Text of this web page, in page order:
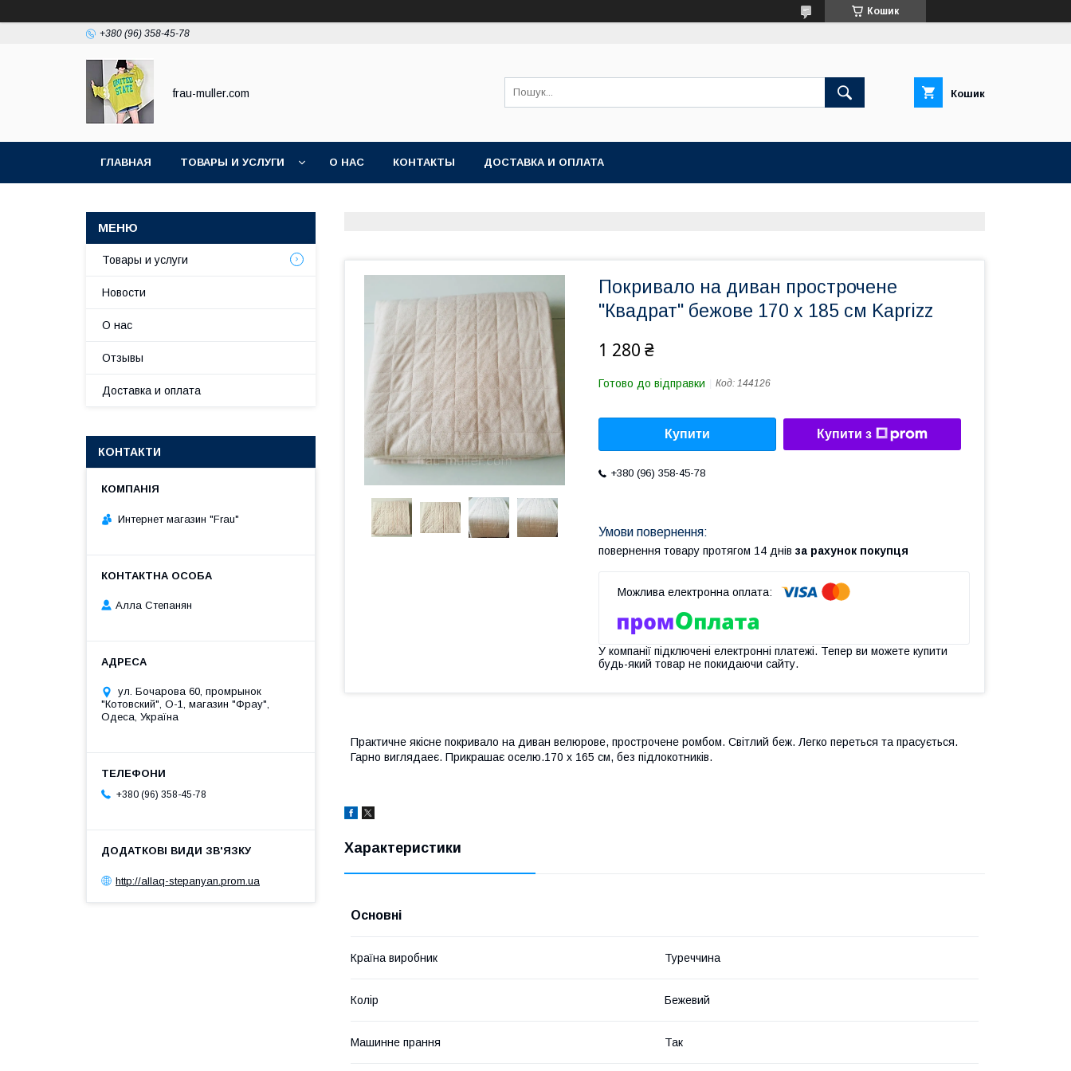
Кошик
+380 (96) 358-45-78
frau-muller.com Кошик
ГЛАВНАЯ ТОВАРЫ И УСЛУГИ О НАС КОНТАКТЫ ДОСТАВКА И ОПЛАТА
Покривало на диван прострочене
"Квадрат" бежове 170 х 185 см Kaprizz
1 280 ₴
Готово до відправки Код: 144126
Купити Купити з
+380 (96) 358-45-78
повернення товару протягом 14 днів за рахунок покупця
У компанії підключені електронні платежі. Тепер ви можете купити
будь-який товар не покидаючи сайту.
Практичне якісне покривало на диван велюрове, прострочене ромбом. Світлий беж. Легко переться та прасується.
Гарно виглядаеє. Прикрашає оселю.170 х 165 см, без підлокотників.
Характеристики
Основні
Країна виробник Туреччина
Колір Бежевий
Машинне прання Так
Товары и услуги
Новости
О нас
Отзывы
Доставка и оплата
КОНТАКТИ
Интернет магазин "Frau"
Алла Степанян
ул. Бочарова 60, промрынок
"Котовский", О-1, магазин "Фрау",
Одеса, Україна
+380 (96) 358-45-78
http://allaq-stepanyan.prom.ua